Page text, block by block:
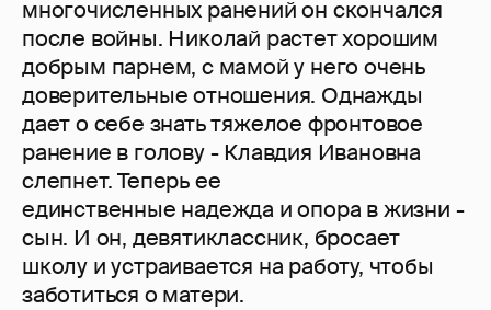
многочисленных ранений он скончался
после войны. Николай растет хорошим
добрым парнем, с мамой у него очень
доверительные отношения. Однажды
дает о себе знать тяжелое фронтовое
ранение в голову - Клавдия Ивановна
слепнет. Теперь ее
единственные надежда и опора в жизни -
сын. И он, девятиклассник, бросает
школу и устраивается на работу, чтобы
заботиться о матери.